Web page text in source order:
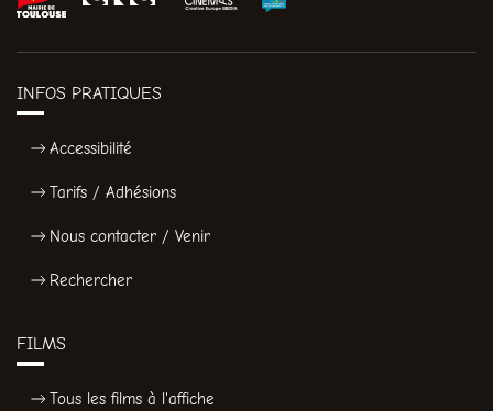
INFOS PRATIQUES
Accessibilité
Tarifs / Adhésions
Nous contacter / Venir
Rechercher
FILMS
Tous les films à l'affiche